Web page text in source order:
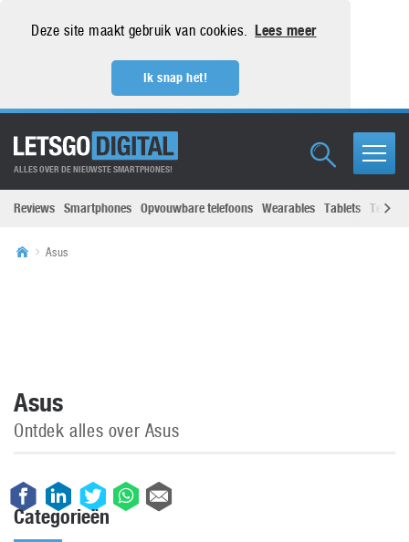
Deze site maakt gebruik van cookies. Lees meer
Ik snap het!
ALLES OVER DE NIEUWSTE SMARTPHONES!
Reviews Smartphones Opvouwbare telefoons Wearables Tablets
Asus
Asus
Ontdek alles over Asus
Categorieën